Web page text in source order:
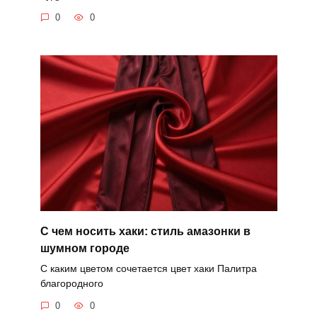
0 0
С чем носить хаки: стиль амазонки в
шумном городе
С каким цветом сочетается цвет хаки Палитра
благородного
0 0